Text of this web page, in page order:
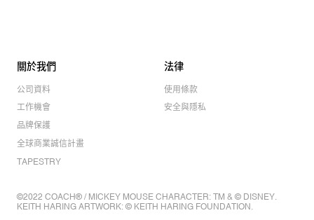
關於我們
公司資料
工作機會
品牌保護
全球商業誠信計畫
TAPESTRY
法律
使用條款
安全與隱私
©2022 COACH® / MICKEY MOUSE CHARACTER: TM & © DISNEY.
KEITH HARING ARTWORK: © KEITH HARING FOUNDATION.